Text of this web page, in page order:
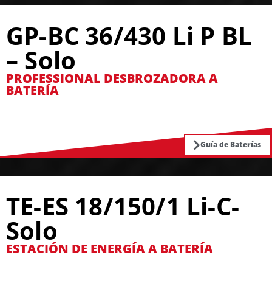
GP-BC 36/430 Li P BL
– Solo
PROFESSIONAL DESBROZADORA A
BATERÍA
Guía de Baterías
TE-ES 18/150/1 Li-C-
Solo
ESTACIÓN DE ENERGÍA A BATERÍA